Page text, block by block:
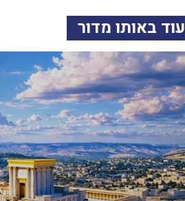
עוד באותו מדור